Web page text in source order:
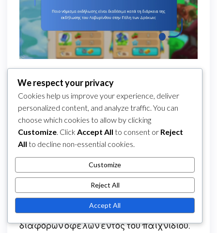
Πώς επηρεάζουν οι
ανταμοιβές εκδήλωσης
το παιχνίδι στην Πόλη
των Δράκων;
Οι ανταμοιβές εκδήλωσης στην Πόλη των
Δράκων ενισχύουν σημαντικά το παιχνίδι
παρέχοντας στους παίκτες αποκλειστικά
αντικείμενα, συλλεκτικούς δράκους και
νόμισμα εκδήλωσης που μπορεί να
χρησιμοποιηθεί για την απελευθέρωση
διαφόρων οφελών εντός του παιχνιδιού.
We respect your privacy
Cookies help us improve your experience, deliver
personalized content, and analyze traffic. You can
choose which cookies to allow by clicking
Customize. Click Accept All to consent or Reject
All to decline non-essential cookies.
Customize
Reject All
Accept All